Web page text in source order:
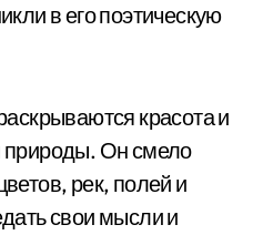
в его поэтическую
красота и
природы. Он смело
рек, полей и
свои мысли и